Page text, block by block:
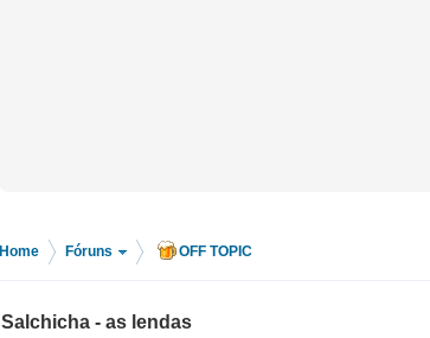
Home Fóruns OFF TOPIC
Salchicha - as lendas